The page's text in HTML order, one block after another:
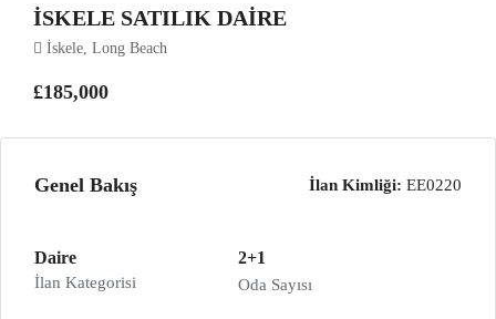
İSKELE SATILIK DAIRE
İskele, Long Beach
£185,000
Genel Bakış İlan Kimliği: EE0220
Daire
İlan Kategorisi
2+1
Oda Sayısı